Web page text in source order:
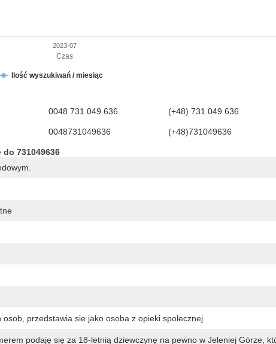
Czas
Ilość wyszukiwań / miesiąc
2023-07
0048 731 049 636 (+48) 731 049 636
0048731049636 (+48)731049636
731049636
przedstawia sie jako osoba z opieki spolecznej
podaję się za 18-letnią dziewczynę na pewno w Jeleniej Górze,